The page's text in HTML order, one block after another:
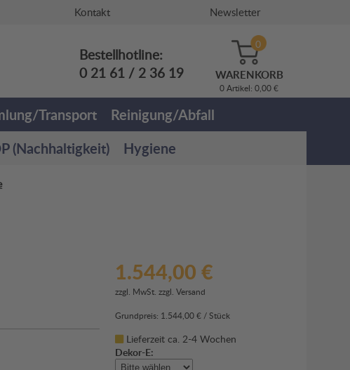
Kontakt Newsletter
Bestellhotline:
0 21 61 / 2 36 19
0
WARENKORB
0 Artikel: 0,00 €
Transport
Reinigung/Abfall
(Nachhaltigkeit) Hygiene
1.544,00 €
zzgl. MwSt. zzgl.Versand
Grundpreis: 1.544,00 € / Stück
Lieferzeit ca. 2-4 Wochen
Dekor-E: